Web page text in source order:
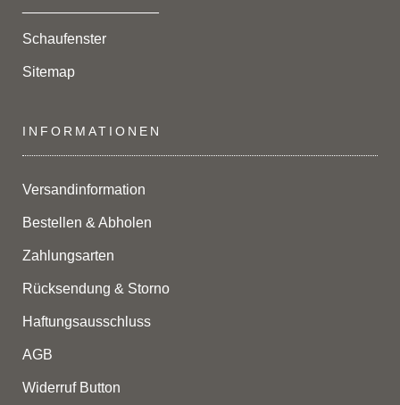
Schaufenster
Sitemap
INFORMATIONEN
Versandinformation
Bestellen & Abholen
Zahlungsarten
Rücksendung & Storno
Haftungsausschluss
AGB
Widerruf Button